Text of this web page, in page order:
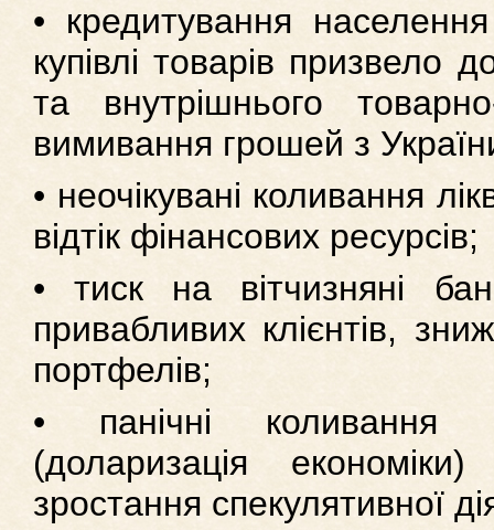
• кредитування
купівлі товарів призвело
та внутрішнього
вимивання грошей з
• неочікувані коливання
відтік фінансових ресурсiв;
• тиск на вітчизняні
привабливих клієнтів,
портфелів;
• панічні
(доларизація
зростання спекулятивної